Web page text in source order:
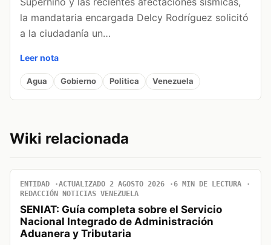
la mandataria encargada Delcy Rodríguez solicitó
a la ciudadanía un…
Leer nota
Agua Gobierno Politica Venezuela
Wiki relacionada
ENTIDAD ACTUALIZADO 2 AGOSTO 2026
6 MIN DE LECTURA
REDACCIÓN NOTICIAS VENEZUELA
SENIAT: Guía completa sobre el Servicio
Nacional Integrado de Administración
Aduanera y Tributaria